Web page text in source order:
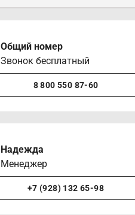
Общий номер
Звонок бесплатный
8 800 550 87-60
Надежда
Менеджер
+7 (928) 132 65-98